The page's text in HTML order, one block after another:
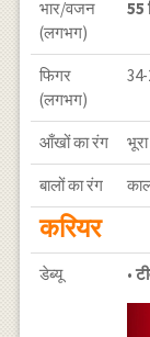
भार/वजन
(लगभग)
55
फिगर
(लगभग)
आँखों का रंग भूरा
बालों का रंग
करियर
डेब्यू •